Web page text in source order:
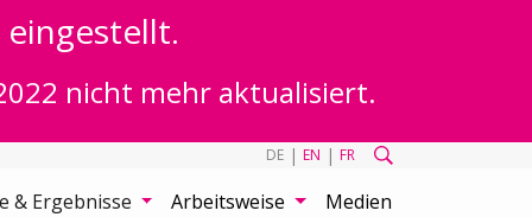
nicht mehr aktualisiert.
DE | EN | FR
& Ergebnisse Arbeitsweise Medien